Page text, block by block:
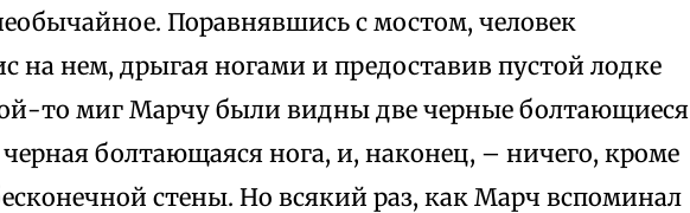
Поравнявшись с мостом, человек
на нем, дрыгая ногами и предоставив пустой лодке
то миг Марчу были видны две черные болтающиеся
болтающаяся нога, и, наконец, – ничего, кроме
стены. Но всякий раз, как Марч вспоминал